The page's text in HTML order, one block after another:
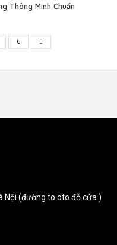
Thông Minh Chuẩn
6
Nội (đường to oto đỗ cửa )